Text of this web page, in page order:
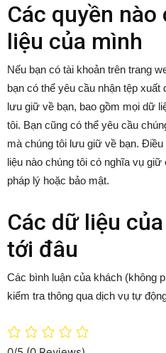
Các quyền
liệu của mình
Nếu bạn có tài khoản trên trang
bạn có thể yêu cầu nhận tệp
lưu giữ về bạn, bao gồm mọi dữ
tôi. Bạn cũng có thể yêu cầu
mà chúng tôi lưu giữ về bạn.
liệu nào chúng tôi có nghĩa vụ
pháp lý hoặc bảo mật.
Các dữ liệu
tới đâu
Các bình luận của khách (không
kiểm tra thông qua dịch vụ tự